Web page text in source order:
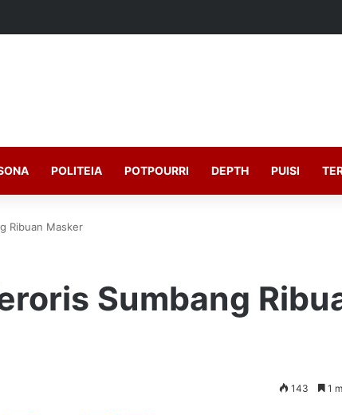
POLITEIA POTPOURRI DEPTH PUISI
Ribuan Masker
Sumbang
143 1